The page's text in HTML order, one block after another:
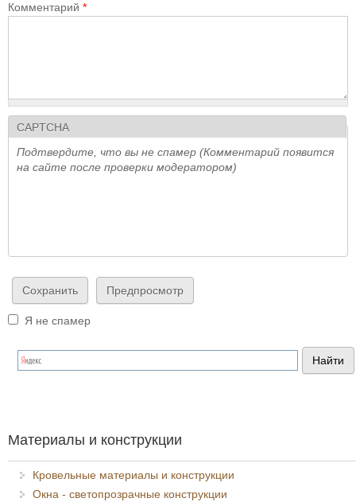
Комментарий *
CAPTCHA
Подтвердите, что вы не спамер (Комментарий появится
на сайте после проверки модератором)
Я не спамер
Я спамер
Материалы и конструкции
Кровельные материалы и конструкции
Окна - светопрозрачные конструкции